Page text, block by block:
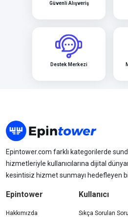
Güvenli Alışveriş
Destek Merkezi
Epintower.com farklı kategorilerde
hizmetleriyle kullanıcılarına dijital
kesintisiz hizmet sunmayı hedefleyen
Epintower
Hakkımızda
Kullanıcı
Sıkça Sorulan